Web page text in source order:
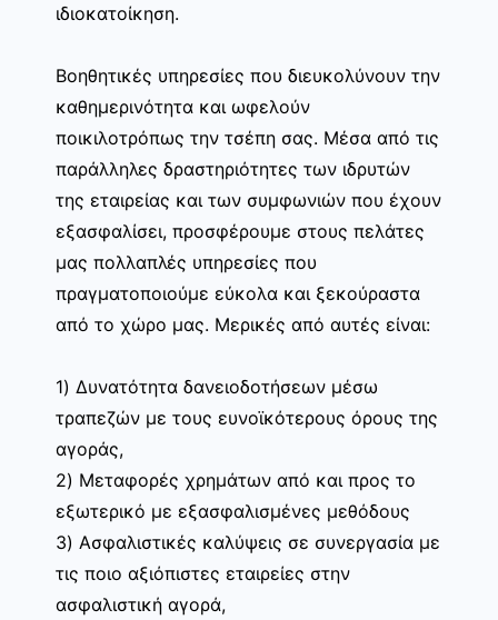
ιδιοκατοίκηση.
Βοηθητικές υπηρεσίες που διευκολύνουν την
καθημερινότητα και ωφελούν
ποικιλοτρόπως την τσέπη σας. Μέσα από τις
παράλληλες δραστηριότητες των ιδρυτών
της εταιρείας και των συμφωνιών που έχουν
εξασφαλίσει, προσφέρουμε στους πελάτες
μας πολλαπλές υπηρεσίες που
πραγματοποιούμε εύκολα και ξεκούραστα
από το χώρο μας. Μερικές από αυτές είναι:
1) Δυνατότητα δανειοδοτήσεων μέσω
τραπεζών με τους ευνοϊκότερους όρους της
αγοράς,
2) Μεταφορές χρημάτων από και προς το
εξωτερικό με εξασφαλισμένες μεθόδους
3) Ασφαλιστικές καλύψεις σε συνεργασία με
τις ποιο αξιόπιστες εταιρείες στην
ασφαλιστική αγορά,